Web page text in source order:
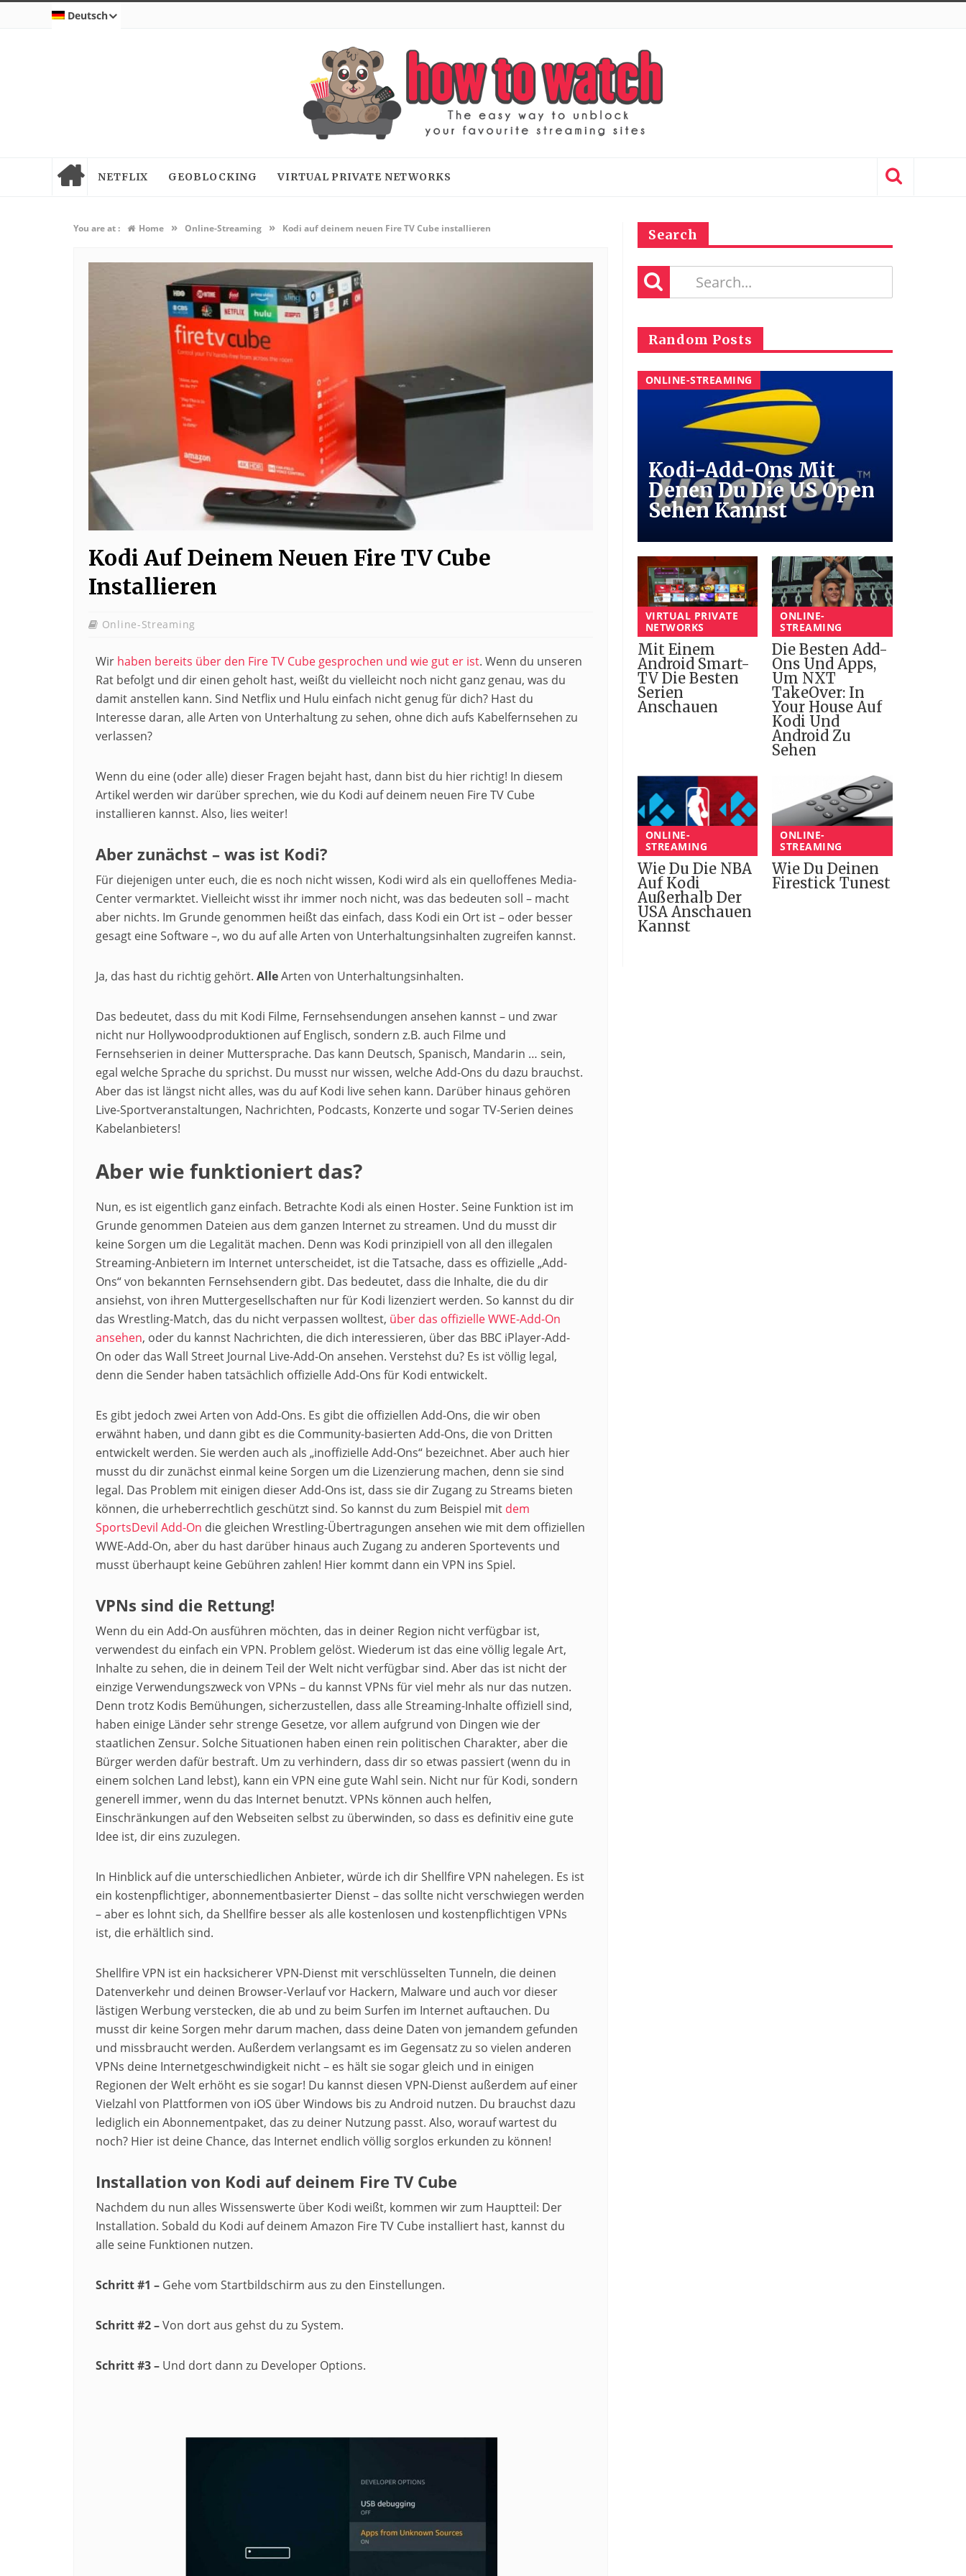
Deutsch
NETFLIX GEOBLOCKING VIRTUAL PRIVATE NETWORKS
You are at : Home » Online-Streaming » Kodi auf deinem neuen Fire TV Cube installieren
Kodi Auf Deinem Neuen Fire TV Cube
Installieren
Online-Streaming
Wir haben bereits über den Fire TV Cube gesprochen und wie gut er ist. Wenn du unseren
Rat befolgt und dir einen geholt hast, weißt du vielleicht noch nicht ganz genau, was du
damit anstellen kann. Sind Netflix und Hulu einfach nicht genug für dich? Hast du
Interesse daran, alle Arten von Unterhaltung zu sehen, ohne dich aufs Kabelfernsehen zu
verlassen?
Wenn du eine (oder alle) dieser Fragen bejaht hast, dann bist du hier richtig! In diesem
Artikel werden wir darüber sprechen, wie du Kodi auf deinem neuen Fire TV Cube
installieren kannst. Also, lies weiter!
Aber zunächst – was ist Kodi?
Für diejenigen unter euch, die es noch nicht wissen, Kodi wird als ein quelloffenes Media-
Center vermarktet. Vielleicht wisst ihr immer noch nicht, was das bedeuten soll – macht
aber nichts. Im Grunde genommen heißt das einfach, dass Kodi ein Ort ist – oder besser
gesagt eine Software –, wo du auf alle Arten von Unterhaltungsinhalten zugreifen kannst.
Ja, das hast du richtig gehört. AlleArten von Unterhaltungsinhalten.
Das bedeutet, dass du mit Kodi Filme, Fernsehsendungen ansehen kannst – und zwar
nicht nur Hollywoodproduktionen auf Englisch, sondern z.B. auch Filme und
Fernsehserien in deiner Muttersprache. Das kann Deutsch, Spanisch, Mandarin … sein,
egal welche Sprache du sprichst. Du musst nur wissen, welche Add-Ons du dazu brauchst.
Aber das ist längst nicht alles, was du auf Kodi live sehen kann. Darüber hinaus gehören
Live-Sportveranstaltungen, Nachrichten, Podcasts, Konzerte und sogar TV-Serien deines
Kabelanbieters!
Aber wie funktioniert das?
Nun, es ist eigentlich ganz einfach. Betrachte Kodi als einen Hoster. Seine Funktion ist im
Grunde genommen Dateien aus dem ganzen Internet zu streamen. Und du musst dir
keine Sorgen um die Legalität machen. Denn was Kodi prinzipiell von all den illegalen
Streaming-Anbietern im Internet unterscheidet, ist die Tatsache, dass es offizielle „Add-
Ons“ von bekannten Fernsehsendern gibt. Das bedeutet, dass die Inhalte, die du dir
ansiehst, von ihren Muttergesellschaften nur für Kodi lizenziert werden. So kannst du dir
das Wrestling-Match, das du nicht verpassen wolltest, über das offizielle WWE-Add-On
ansehen, oder du kannst Nachrichten, die dich interessieren, über das BBC iPlayer-Add-
On oder das Wall Street Journal Live-Add-On ansehen. Verstehst du? Es ist völlig legal,
denn die Sender haben tatsächlich offizielle Add-Ons für Kodi entwickelt.
Es gibt jedoch zwei Arten von Add-Ons. Es gibt die offiziellen Add-Ons, die wir oben
erwähnt haben, und dann gibt es die Community-basierten Add-Ons, die von Dritten
entwickelt werden. Sie werden auch als „inoffizielle Add-Ons“ bezeichnet. Aber auch hier
musst du dir zunächst einmal keine Sorgen um die Lizenzierung machen, denn sie sind
legal. Das Problem mit einigen dieser Add-Ons ist, dass sie dir Zugang zu Streams bieten
können, die urheberrechtlich geschützt sind. So kannst du zum Beispiel mit dem
SportsDevil Add-On die gleichen Wrestling-Übertragungen ansehen wie mit dem offiziellen
WWE-Add-On, aber du hast darüber hinaus auch Zugang zu anderen Sportevents und
musst überhaupt keine Gebühren zahlen! Hier kommt dann ein VPN ins Spiel.
VPNs sind die Rettung!
Wenn du ein Add-On ausführen möchten, das in deiner Region nicht verfügbar ist,
verwendest du einfach ein VPN. Problem gelöst. Wiederum ist das eine völlig legale Art,
Inhalte zu sehen, die in deinem Teil der Welt nicht verfügbar sind. Aber das ist nicht der
einzige Verwendungszweck von VPNs – du kannst VPNs für viel mehr als nur das nutzen.
Denn trotz Kodis Bemühungen, sicherzustellen, dass alle Streaming-Inhalte offiziell sind,
haben einige Länder sehr strenge Gesetze, vor allem aufgrund von Dingen wie der
staatlichen Zensur. Solche Situationen haben einen rein politischen Charakter, aber die
Bürger werden dafür bestraft. Um zu verhindern, dass dir so etwas passiert (wenn du in
einem solchen Land lebst), kann ein VPN eine gute Wahl sein. Nicht nur für Kodi, sondern
generell immer, wenn du das Internet benutzt. VPNs können auch helfen,
Einschränkungen auf den Webseiten selbst zu überwinden, so dass es definitiv eine gute
Idee ist, dir eins zuzulegen.
In Hinblick auf die unterschiedlichen Anbieter, würde ich dir Shellfire VPN nahelegen. Es ist
ein kostenpflichtiger, abonnementbasierter Dienst – das sollte nicht verschwiegen werden
– aber es lohnt sich, da Shellfire besser als alle kostenlosen und kostenpflichtigen VPNs
ist, die erhältlich sind.
Shellfire VPN ist ein hacksicherer VPN-Dienst mit verschlüsselten Tunneln, die deinen
Datenverkehr und deinen Browser-Verlauf vor Hackern, Malware und auch vor dieser
lästigen Werbung verstecken, die ab und zu beim Surfen im Internet auftauchen. Du
musst dir keine Sorgen mehr darum machen, dass deine Daten von jemandem gefunden
und missbraucht werden. Außerdem verlangsamt es im Gegensatz zu so vielen anderen
VPNs deine Internetgeschwindigkeit nicht – es hält sie sogar gleich und in einigen
Regionen der Welt erhöht es sie sogar! Du kannst diesen VPN-Dienst außerdem auf einer
Vielzahl von Plattformen von iOS über Windows bis zu Android nutzen. Du brauchst dazu
lediglich ein Abonnementpaket, das zu deiner Nutzung passt. Also, worauf wartest du
noch? Hier ist deine Chance, das Internet endlich völlig sorglos erkunden zu können!
Installation von Kodi auf deinem Fire TV Cube
Nachdem du nun alles Wissenswerte über Kodi weißt, kommen wir zum Hauptteil: Der
Installation. Sobald du Kodi auf deinem Amazon Fire TV Cube installiert hast, kannst du
alle seine Funktionen nutzen.
Schritt #1 – Gehe vom Startbildschirm aus zu den Einstellungen.
Schritt #2 –Von dort aus gehst du zu System.
Schritt #3– Und dort dann zu Developer Options.
Search
Random Posts
ONLINE-STREAMING
Kodi-Add-Ons Mit
Denen Du Die US Open
Sehen Kannst
VIRTUAL PRIVATE
NETWORKS
Mit Einem
Android Smart-
TV Die Besten
Serien
Anschauen
ONLINE-
STREAMING
Die Besten Add-
Ons Und Apps,
Um NXT
TakeOver: In
Your House Auf
Kodi Und
Android Zu
Sehen
ONLINE-
STREAMING
Wie Du Die NBA
Auf Kodi
Außerhalb Der
USA Anschauen
Kannst
ONLINE-
STREAMING
Wie Du Deinen
Firestick Tunest